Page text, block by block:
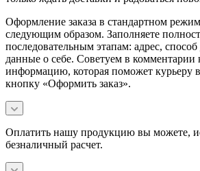
Оформление заказа в стандартном
следующим образом. Заполняете
последовательным этапам: адрес,
данные о себе. Советуем в комментарии
информацию, которая поможет курьеру
кнопку «Оформить заказ».
Оплатить нашу продукцию вы можете,
безналичный расчет.